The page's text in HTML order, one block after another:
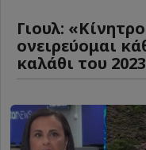
Γιουλ:
ονειρεύομαι
καλάθι του